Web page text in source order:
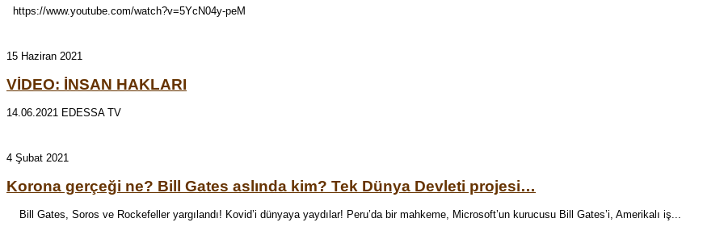
https://www.youtube.com/watch?v=5YcN04y-peM
15 Haziran 2021
VİDEO: İNSAN HAKLARI
14.06.2021 EDESSA TV
4 Şubat 2021
Korona gerçeği ne? Bill Gates aslında kim? Tek Dünya Devleti projesi…
Bill Gates, Soros ve Rockefeller yargılandı! Kovid’i dünyaya yaydılar! Peru’da bir mahkeme, Microsoft’un kurucusu Bill Gates’i, Amerikalı iş...